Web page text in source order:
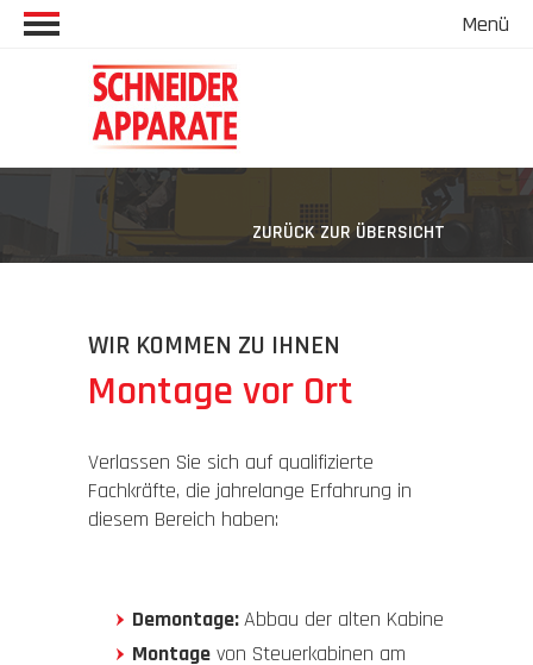
Menü
Startseite
Unternehmen
Unternehmen
Kompetenzen
Branchen & Anwendungen
Kontakt & Anfahrt
ZURÜCK ZUR ÜBERSICHT
WIR KOMMEN ZU IHNEN
Montage vor Ort
Verlassen Sie sich auf qualifizierte
Fachkräfte, die jahrelange Erfahrung in
diesem Bereich haben:
Demontage:Abbau der alten Kabine
Montage von Steuerkabinen am